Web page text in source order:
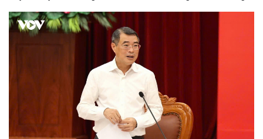
Thông tin doanh nghiệp
Doanh nghiệp 24h
Sành điệu
Tin Công nghệ
Trải nghiệm
Chuyển đổi số